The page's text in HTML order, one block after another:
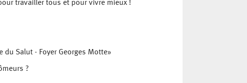
travailler tous et pour vivre mieux !
Salut - Foyer Georges Motte»
?